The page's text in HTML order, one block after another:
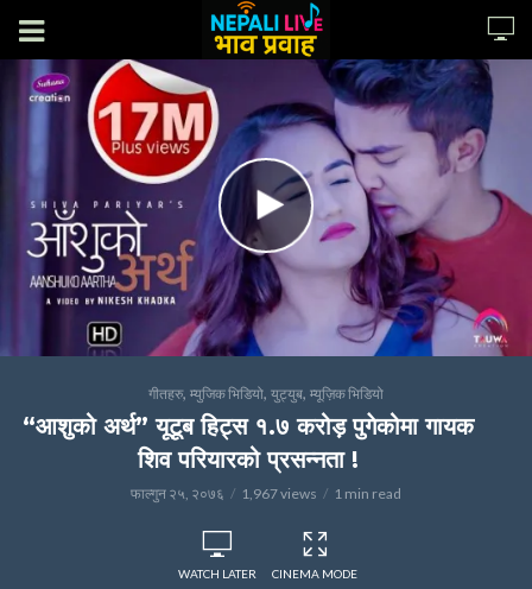
गीतहरु, म्युजिक भिडियो, युट्युब, म्यूज़िक भिडियो
“आशुको अर्थ” यूटूब हिट्स १.७ करोड़ पुगेकोमा गायक
शिव परियारको प्रसन्नता !
फाल्गुन २५, २०७६ 1,967 views 1 min read
WATCH LATER CINEMA MODE